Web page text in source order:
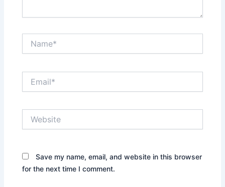
Save my name, email, and website in this browser
for the next time I comment.